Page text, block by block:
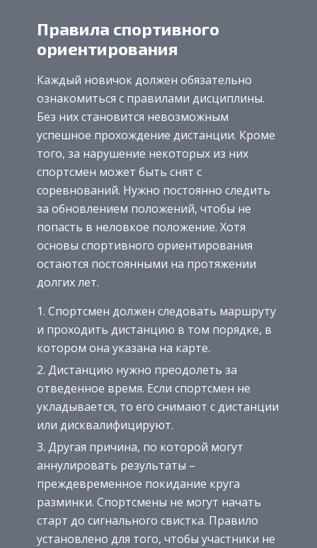
Правила спортивного
ориентирования
Каждый новичок должен обязательно
ознакомиться с правилами дисциплины.
Без них становится невозможным
успешное прохождение дистанции. Кроме
того, за нарушение некоторых из них
спортсмен может быть снят с
соревнований. Нужно постоянно следить
за обновлением положений, чтобы не
попасть в неловкое положение. Хотя
основы спортивного ориентирования
остаются постоянными на протяжении
долгих лет.
Спортсмен должен следовать маршруту
и проходить дистанцию в том порядке, в
котором она указана на карте.
Дистанцию нужно преодолеть за
отведенное время. Если спортсмен не
укладывается, то его снимают с дистанции
или дисквалифицируют.
Другая причина, по которой могут
аннулировать результаты –
преждевременное покидание круга
разминки. Спортсмены не могут начать
старт до сигнального свистка. Правило
установлено для того, чтобы участники не